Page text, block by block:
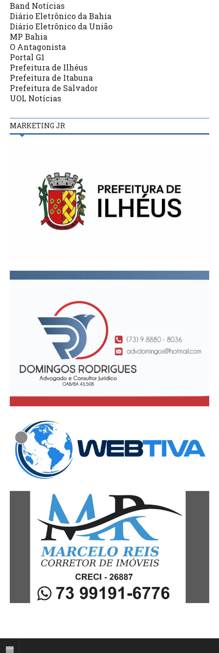
Band Notícias
Diário Eletrônico da Bahia
Diário Eletrônico da União
MP Bahia
O Antagonista
Portal G1
Prefeitura de Ilhéus
Prefeitura de Itabuna
Prefeitura de Salvador
UOL Notícias
MARKETING JR